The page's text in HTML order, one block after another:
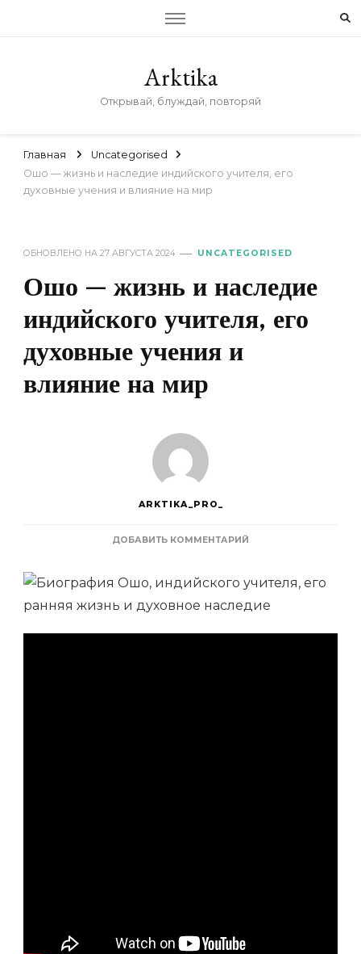
Arktika
Открывай, блуждай, повторяй
Главная
Uncategorised
Ошо — жизнь и наследие индийского учителя, его
духовные учения и влияние на мир
ОБНОВЛЕНО НА 27 АВГУСТА 2024 UNCATEGORISED
Ошо — жизнь и наследие
индийского учителя, его
духовные учения и
влияние на мир
ARKTIKA_PRO_
ДОБАВИТЬ КОММЕНТАРИЙ
—
И